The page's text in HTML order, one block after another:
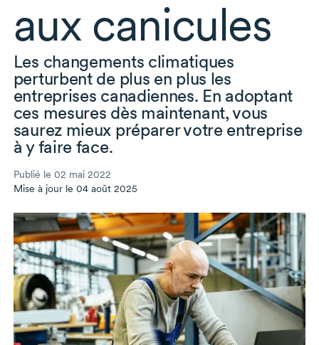
aux canicules
Les changements climatiques
perturbent de plus en plus les
entreprises canadiennes. En adoptant
ces mesures dès maintenant, vous
saurez mieux préparer votre entreprise
à y faire face.
Publié le 02 mai 2022
Mise à jour le 04 août 2025